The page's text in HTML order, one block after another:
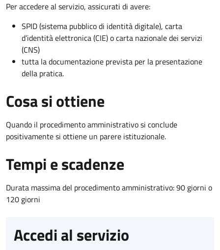
Per accedere al servizio, assicurati di avere:
SPID (sistema pubblico di identità digitale), carta
d’identità elettronica (CIE) o carta nazionale dei servizi
(CNS)
tutta la documentazione prevista per la presentazione
della pratica.
Cosa si ottiene
Quando il procedimento amministrativo si conclude
positivamente si ottiene un parere istituzionale.
Tempi e scadenze
Durata massima del procedimento amministrativo: 90 giorni o
120 giorni
Accedi al servizio